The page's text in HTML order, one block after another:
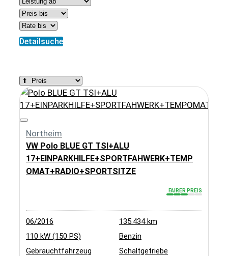
Detailsuche
Northeim
VW Polo BLUE GT TSI+ALU
17+EINPARKHILFE+SPORTFAHWERK+TEMP
OMAT+RADIO+SPORTSITZE
FAIRER PREIS
06/2016
135.434 km
110 kW (150 PS)
Benzin
Gebrauchtfahrzeug
Schaltgetriebe